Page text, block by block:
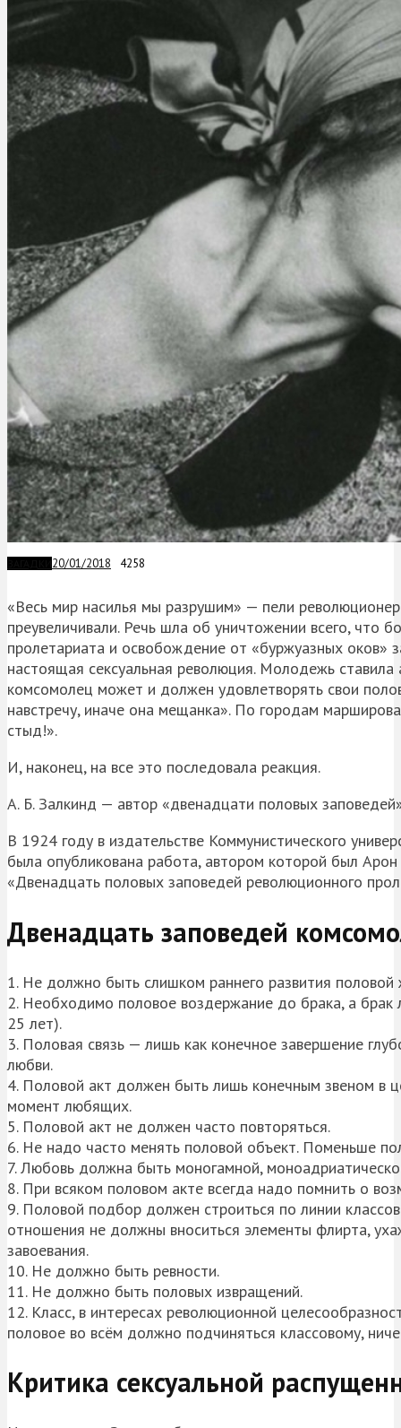
20/01/2018 4258
«Весь мир насилья мы разрушим» — пели
преувеличивали. Речь шла об уничтожении всего, что
пролетариата и освобождение от «буржуазных оков»
настоящая сексуальная революция. Молодежь
комсомолец может и должен удовлетворять свои
навстречу, иначе она мещанка». По городам
стыд!».
И, наконец, на все это последовала реакция.
А. Б. Залкинд — автор «двенадцати половых
В 1924 году в издательстве Коммунистического
была опубликована работа, автором которой был
«Двенадцать половых заповедей революционного
Двенадцать заповедей
1. Не должно быть слишком раннего развития половой
2. Необходимо половое воздержание до брака, а брак
25 лет).
3. Половая связь — лишь как конечное завершение
любви.
4. Половой акт должен быть лишь конечным звеном в
момент любящих.
5. Половой акт не должен часто повторяться.
6. Не надо часто менять половой объект. Поменьше
7. Любовь должна быть моногамной,
8. При всяком половом акте всегда надо помнить о
9. Половой подбор должен строиться по линии
отношения не должны вноситься элементы флирта,
завоевания.
10. Не должно быть ревности.
11. Не должно быть половых извращений.
12. Класс, в интересах революционной
половое во всём должно подчиняться классовому,
Критика сексуальной